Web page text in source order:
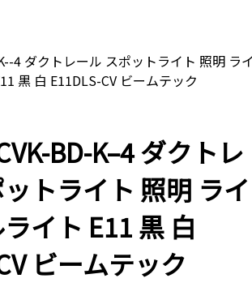
4 ダクトレール スポットライト 照明 ラ
黒 白 E11DLS-CV ビームテック
BD-K–4 ダクトレ
トライト 照明 ライ
イト E11 黒 白
ビームテック